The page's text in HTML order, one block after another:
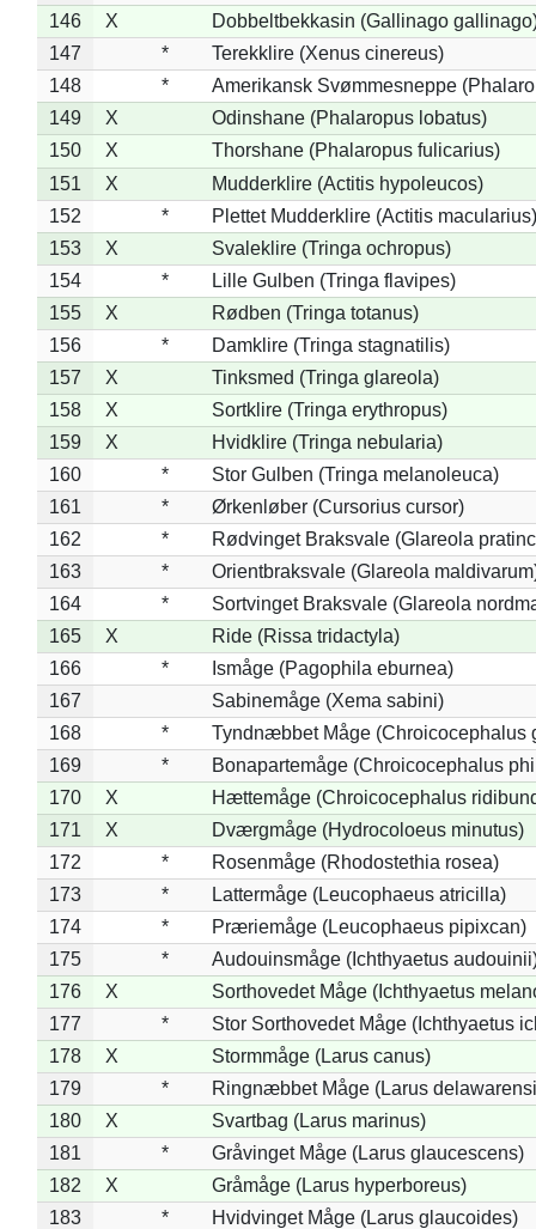
146
X
Dobbeltbekkasin (Gallinago
147
*
Terekklire (Xenus cinereus)
148
*
Amerikansk Svømmesneppe
149
X
Odinshane (Phalaropus lobatus)
150
X
Thorshane (Phalaropus fulicarius)
151
X
Mudderklire (Actitis hypoleucos)
152
*
Plettet Mudderklire (Actitis macularius)
153
X
Svaleklire (Tringa ochropus)
154
*
Lille Gulben (Tringa flavipes)
155
X
Rødben (Tringa totanus)
156
*
Damklire (Tringa stagnatilis)
157
X
Tinksmed (Tringa glareola)
158
X
Sortklire (Tringa erythropus)
159
X
Hvidklire (Tringa nebularia)
160
*
Stor Gulben (Tringa melanoleuca)
161
*
Ørkenløber (Cursorius cursor)
162
*
Rødvinget Braksvale (Glareola
163
*
Orientbraksvale (Glareola
164
*
Sortvinget Braksvale (Glareola
165
X
Ride (Rissa tridactyla)
166
*
Ismåge (Pagophila eburnea)
167
Sabinemåge (Xema sabini)
168
*
Tyndnæbbet Måge (Chroicocephalus
169
*
Bonapartemåge (Chroicocephalus
170
X
Hættemåge (Chroicocephalus
171
X
Dværgmåge (Hydrocoloeus minutus)
172
*
Rosenmåge (Rhodostethia rosea)
173
*
Lattermåge (Leucophaeus atricilla)
174
*
Præriemåge (Leucophaeus pipixcan)
175
*
Audouinsmåge (Ichthyaetus
176
X
Sorthovedet Måge (Ichthyaetus
177
*
Stor Sorthovedet Måge (Ichthyaetus
178
X
Stormmåge (Larus canus)
179
*
Ringnæbbet Måge (Larus
180
X
Svartbag (Larus marinus)
181
*
Gråvinget Måge (Larus glaucescens)
182
X
Gråmåge (Larus hyperboreus)
183
*
Hvidvinget Måge (Larus glaucoides)